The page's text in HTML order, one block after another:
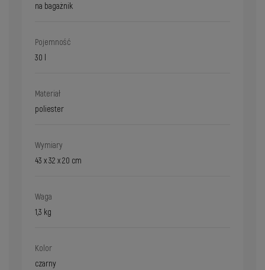
na bagażnik
Pojemność
30 l
Materiał
poliester
Wymiary
43 x 32 x 20 cm
Waga
1,3 kg
Kolor
czarny